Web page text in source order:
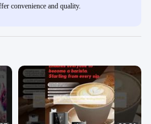
convenience and quality.